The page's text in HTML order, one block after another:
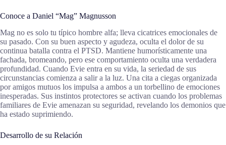
Conoce a Daniel “Mag” Magnusson
Mag no es solo tu típico hombre alfa; lleva cicatrices emocionales de
su pasado. Con su buen aspecto y agudeza, oculta el dolor de su
continua batalla contra el PTSD. Mantiene humorísticamente una
fachada, bromeando, pero ese comportamiento oculta una verdadera
profundidad. Cuando Evie entra en su vida, la seriedad de sus
circunstancias comienza a salir a la luz. Una cita a ciegas organizada
por amigos mutuos los impulsa a ambos a un torbellino de emociones
inesperadas. Sus instintos protectores se activan cuando los problemas
familiares de Evie amenazan su seguridad, revelando los demonios que
ha estado suprimiendo.
Desarrollo de su Relación